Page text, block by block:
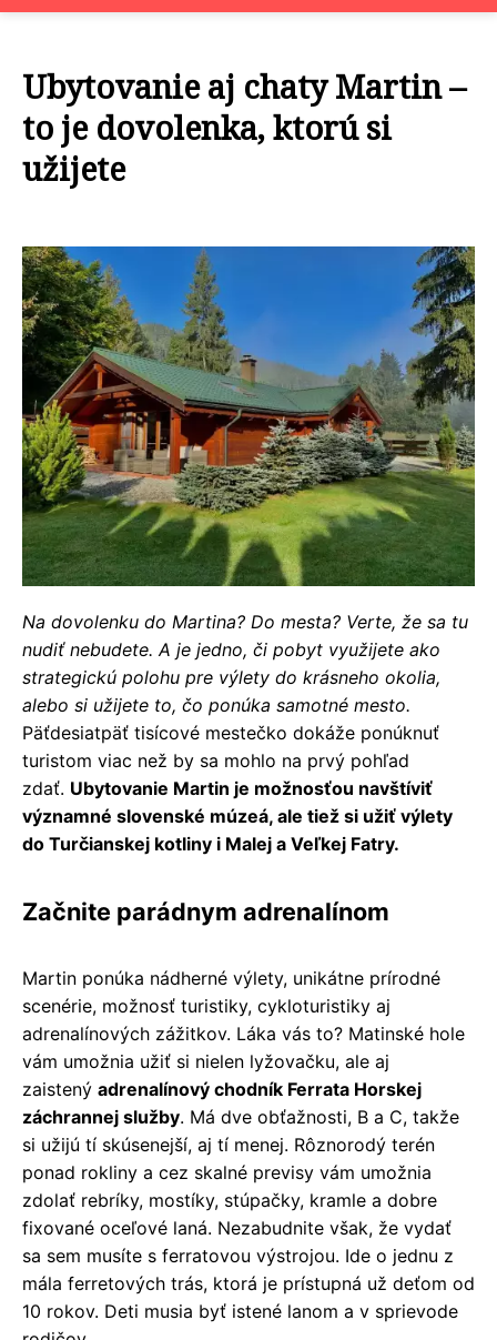
Ubytovanie aj chaty Martin –
to je dovolenka, ktorú si
užijete
Na dovolenku do Martina? Do mesta? Verte, že sa tu
nudiť nebudete. A je jedno, či pobyt využijete ako
strategickú polohu pre výlety do krásneho okolia,
alebo si užijete to, čo ponúka samotné mesto.
Päťdesiatpäť tisícové mestečko dokáže ponúknuť
turistom viac než by sa mohlo na prvý pohľad
zdať. Ubytovanie Martin je možnosťou navštíviť
významné slovenské múzeá, ale tiež si užiť výlety
do Turčianskej kotliny i Malej a Veľkej Fatry.
Začnite parádnym adrenalínom
Martin ponúka nádherné výlety, unikátne prírodné
scenérie, možnosť turistiky, cykloturistiky aj
adrenalínových zážitkov. Láka vás to? Matinské hole
vám umožnia užiť si nielen lyžovačku, ale aj
zaistený adrenalínový chodník Ferrata Horskej
záchrannej služby. Má dve obťažnosti, B a C, takže
si užijú tí skúsenejší, aj tí menej. Rôznorodý terén
ponad rokliny a cez skalné previsy vám umožnia
zdolať rebríky, mostíky, stúpačky, kramle a dobre
fixované oceľové laná. Nezabudnite však, že vydať
sa sem musíte s ferratovou výstrojou. Ide o jednu z
mála ferretových trás, ktorá je prístupná už deťom od
10 rokov. Deti musia byť istené lanom a v sprievode